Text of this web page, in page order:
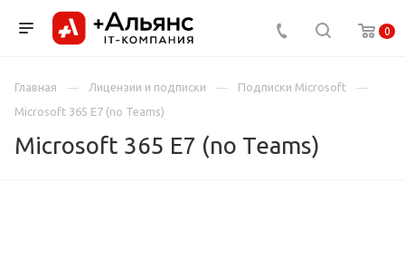
0
Главная Лицензии и подписки
Подписки Microsoft
Microsoft 365 E7 (no Teams)
Microsoft 365 E7 (no Teams)